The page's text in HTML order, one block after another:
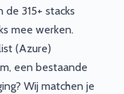
315+ stacks
mee werken.
(Azure)
een bestaande
Wij matchen je